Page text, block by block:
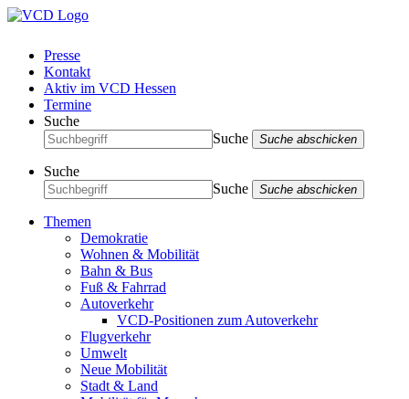
Presse
Kontakt
Aktiv im VCD Hessen
Termine
Suche
Suche
Suche abschicken
Suche
Suche
Suche abschicken
Themen
Demokratie
Wohnen & Mobilität
Bahn & Bus
Fuß & Fahrrad
Autoverkehr
VCD-Positionen zum Autoverkehr
Flugverkehr
Umwelt
Neue Mobilität
Stadt & Land